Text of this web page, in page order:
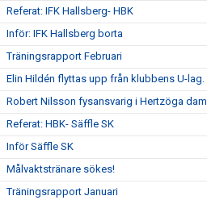
Referat: IFK Hallsberg- HBK
Inför: IFK Hallsberg borta
Träningsrapport Februari
Elin Hildén flyttas upp från klubbens U-lag.
Robert Nilsson fysansvarig i Hertzöga dam
Referat: HBK- Säffle SK
Inför Säffle SK
Målvaktstränare sökes!
Träningsrapport Januari